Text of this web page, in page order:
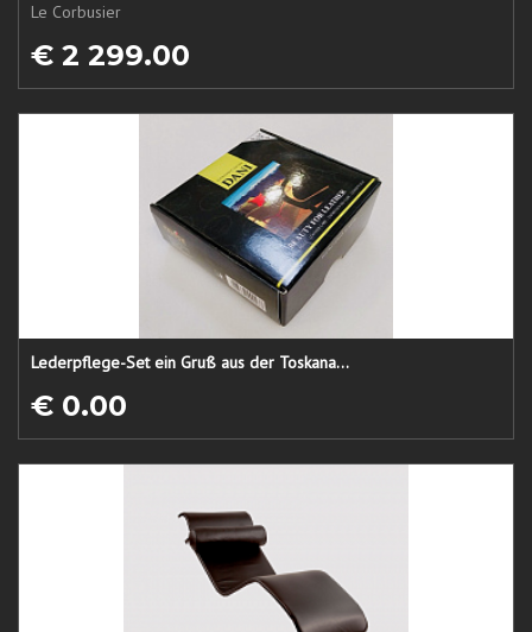
Le Corbusier
€ 2 299.00
Lederpflege-Set ein Gruß aus der Toskana...
€ 0.00